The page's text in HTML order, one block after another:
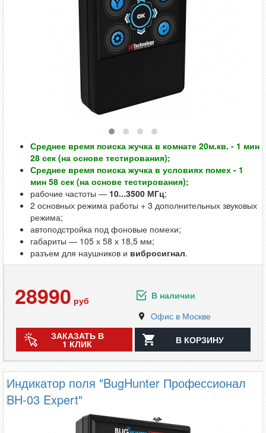
Среднее время поиска жучка в комнате 20м.кв. - 1 мин
28 сек (на основе тестирования);
Среднее время поиска жучка в условиях помех - 1
мин 58 сек (на основе тестирования);
рабочие частоты — 10...3500 МГц;
2 основных режима работы + 3 дополнительных звуковых
режима;
автоподстройка под фоновые помехи;
габариты — 105 х 58 х 18,5 мм;
разъем для наушников и вибросигнал.
28990 руб
В наличии
Офис в Москве
ЗАКАЗАТЬ В
1 КЛИК В КОРЗИНУ
Индикатор поля "BugHunter Профессионал
BH-03 Expert"